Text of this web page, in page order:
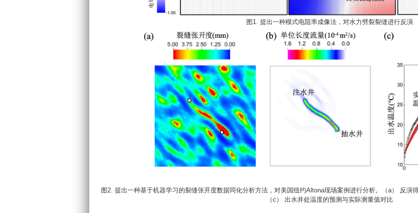
图1. 提出一种模式电阻率成像法，对水力劈裂裂缝进行反演
图2. 提出一种基于机器学习的裂缝张开度数据同化分析方法，对美国纽约Altona现场案例进行分析。（a） 反演
（c） 出水井处温度的预测与实际测量值对比